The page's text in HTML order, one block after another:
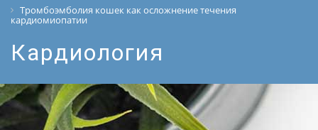
Тромбоэмболия кошек как осложнение течения
кардиомиопатии
Кардиология